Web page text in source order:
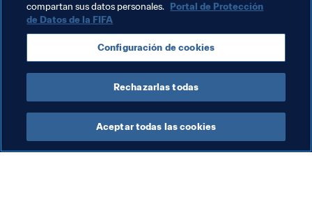
Temas relacionados
Organización
compartan sus datos personales. Portal de Protección
de Datos de la FIFA
Configuración de cookies
Rechazarlas todas
Aceptar todas las cookies